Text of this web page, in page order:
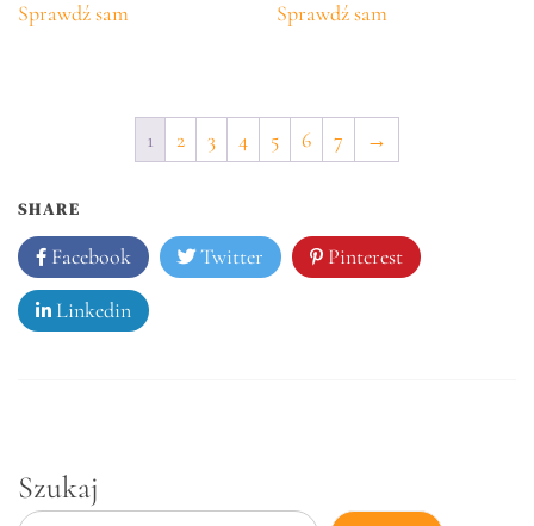
Sprawdź sam Sprawdź sam
1 2 3 4 5 6 7 →
SHARE
Facebook Twitter Pinterest
Linkedin
Szukaj